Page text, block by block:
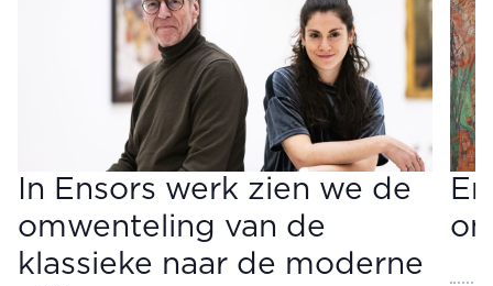
In Ensors werk zien we de
omwenteling van de
klassieke naar de moderne